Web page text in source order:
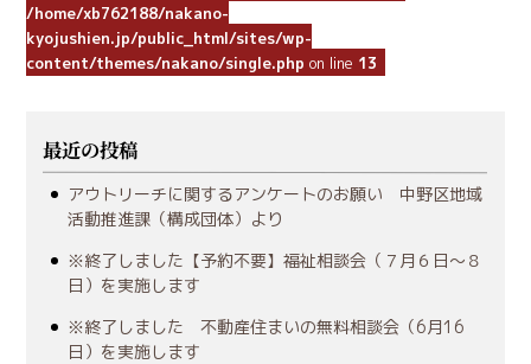
/home/xb762188/nakano-
kyojushien.jp/public_html/sites/wp-
content/themes/nakano/single.php on line 13
最近の投稿
アウトリーチに関するアンケートのお願い 中野区地域
活動推進課（構成団体）より
※終了しました【予約不要】福祉相談会（７月６日～８
日）を実施します
※終了しました 不動産住まいの無料相談会（6月16
日）を実施します